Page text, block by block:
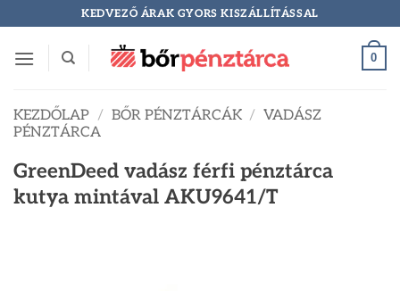
to
content
KEDVEZŐ ÁRAK GYORS KISZÁLLÍTÁSSAL
0
KEZDŐLAP / BŐR PÉNZTÁRCÁK / VADÁSZ
PÉNZTÁRCA
GreenDeed vadász férfi pénztárca
kutya mintával AKU9641/T